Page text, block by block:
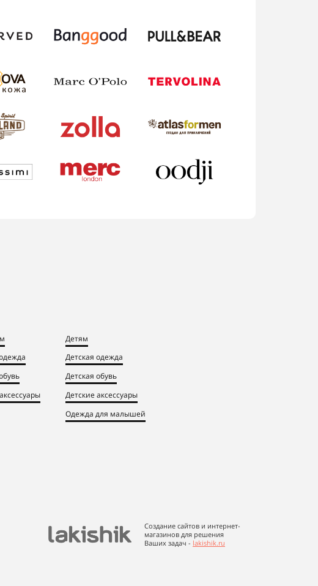
Детям
Детская одежда
Детская обувь
Детские аксессуары
Одежда для малышей
Создание сайтов и интернет-
магазинов для решения
Ваших задач - lakishik.ru